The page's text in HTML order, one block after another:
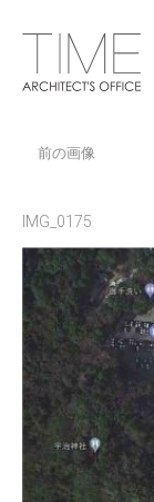
前の画像
IMG_0175